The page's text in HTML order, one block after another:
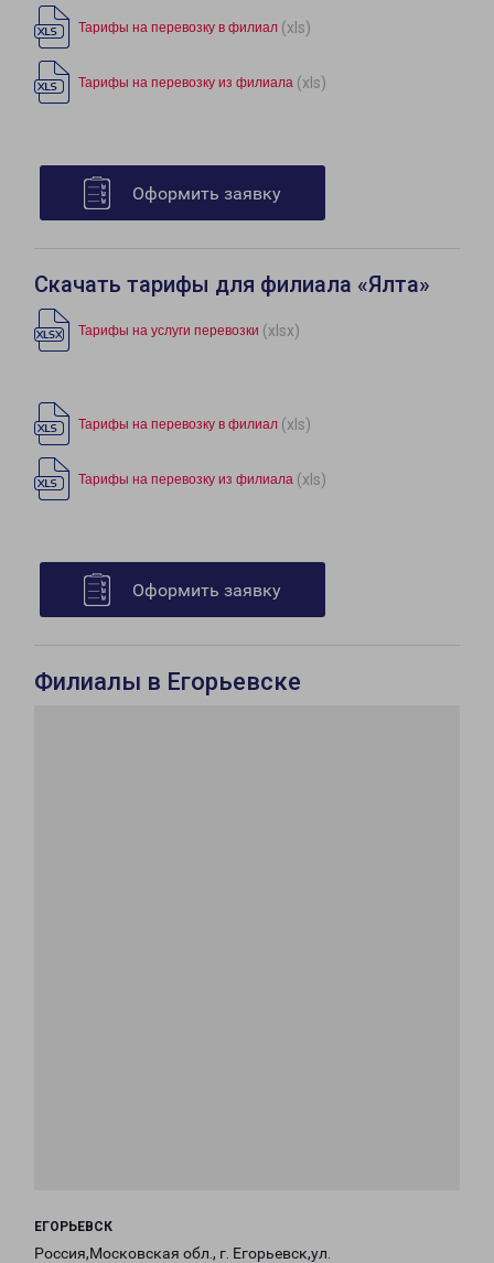
Тарифы на перевозку в филиал (xls)
Тарифы на перевозку из филиала (xls)
Оформить заявку
Скачать тарифы для филиала «Ялта»
Тарифы на услуги перевозки (xlsx)
Тарифы на перевозку в филиал (xls)
Тарифы на перевозку из филиала (xls)
Оформить заявку
Филиалы в Егорьевске
ЕГОРЬЕВСК
Россия,Московская обл., г. Егорьевск,ул.